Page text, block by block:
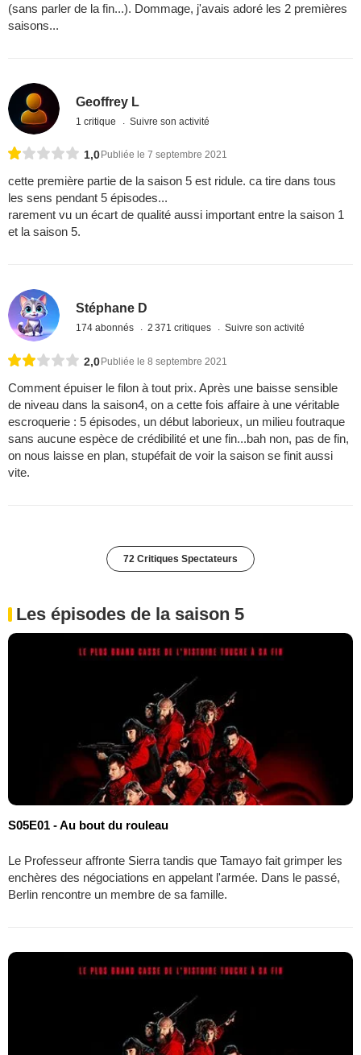
(sans parler de la fin...). Dommage, j'avais adoré les 2 premières
saisons...
Geoffrey L
1 critique Suivre son activité
1,0 Publiée le 7 septembre 2021
cette première partie de la saison 5 est ridule. ca tire dans tous
les sens pendant 5 épisodes...
rarement vu un écart de qualité aussi important entre la saison 1
et la saison 5.
Stéphane D
174 abonnés 2 371 critiques Suivre son activité
2,0Publiée le 8 septembre 2021
Comment épuiser le filon à tout prix. Après une baisse sensible
de niveau dans la saison4, on a cette fois affaire à une véritable
escroquerie : 5 épisodes, un début laborieux, un milieu foutraque
sans aucune espèce de crédibilité et une fin...bah non, pas de fin,
on nous laisse en plan, stupéfait de voir la saison se finit aussi
vite.
72 Critiques Spectateurs
Les épisodes de la saison 5
S05E01 - Au bout du rouleau
Le Professeur affronte Sierra tandis que Tamayo fait grimper les
enchères des négociations en appelant l'armée. Dans le passé,
Berlin rencontre un membre de sa famille.